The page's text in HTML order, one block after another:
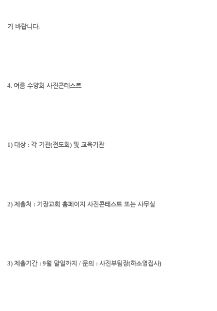
기 바랍니다.
4. 여름 수양회 사진콘테스트
1) 대상 : 각 기관(전도회) 및 교육기관
2) 제출처 : 기장교회 홈페이지 사진콘테스트 또는 사무실
3) 제출기간 : 9월 말일까지 / 문의 : 사진부팀장(하소영집사)